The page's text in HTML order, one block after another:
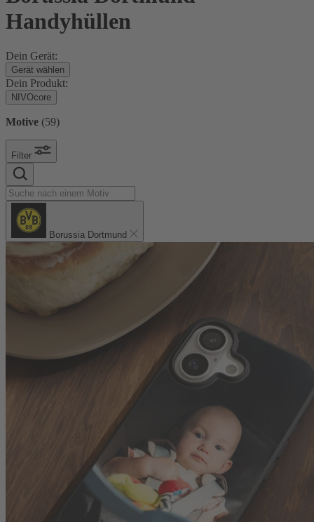
Handyhüllen
Dein Gerät:
Gerät wählen
Dein Produkt:
NIVOcore
Motive (59)
Filter
Borussia Dortmund